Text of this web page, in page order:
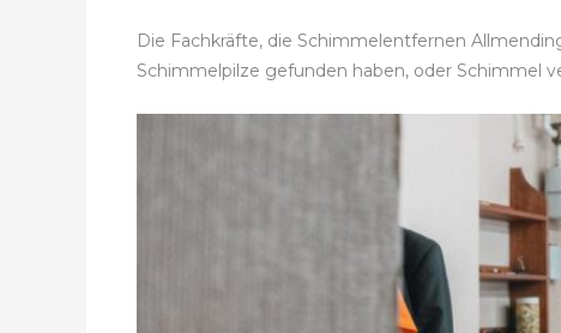
Die Fachkräfte, die Schimmelentfernen
Schimmelpilze gefunden haben, oder Schimmel